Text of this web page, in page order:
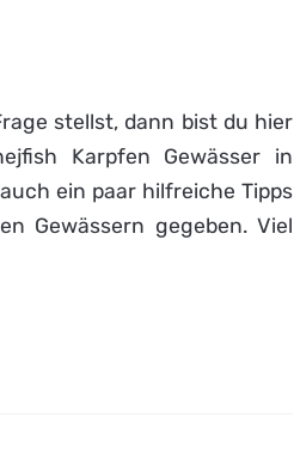
stellst, dann bist du hier
Karpfen Gewässer in
ein paar hilfreiche Tipps
Gewässern gegeben. Viel